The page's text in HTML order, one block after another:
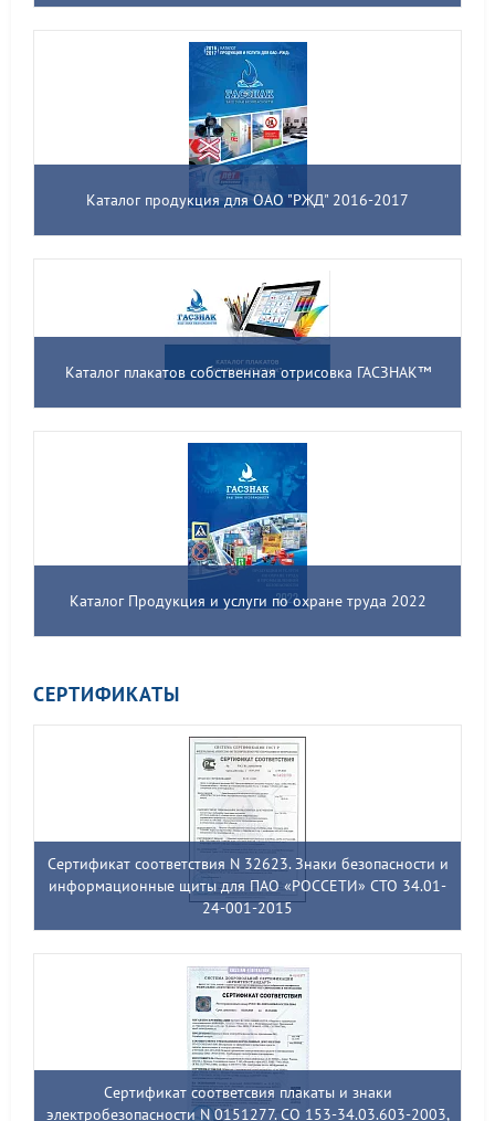
Каталог продукция для ОАО "РЖД" 2016-2017
Каталог плакатов собственная отрисовка ГАСЗНАК™
Каталог Продукция и услуги по охране труда 2022
СЕРТИФИКАТЫ
Сертификат соответствия N 32623. Знаки безопасности и
информационные щиты для ПАО «РОССЕТИ» СТО 34.01-
24-001-2015
Сертификат соответсвия плакаты и знаки
электробезопасности N 0151277. СО 153-34.03.603-2003,